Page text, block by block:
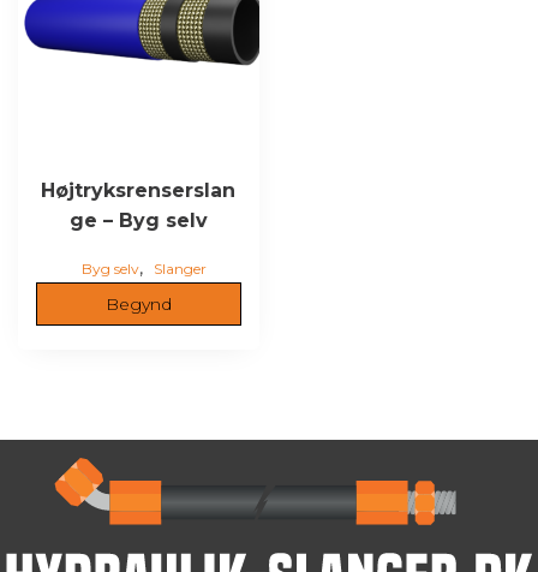
Højtryksrenserslan
ge – Byg selv
Byg selv, Slanger
Begynd